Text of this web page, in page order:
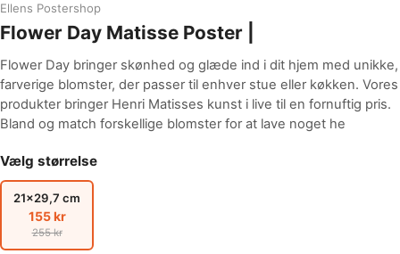
Ellens Postershop
Flower Day Matisse Poster |
Flower Day bringer skønhed og glæde ind i dit hjem med unikke,
farverige blomster, der passer til enhver stue eller køkken. Vores
produkter bringer Henri Matisses kunst i live til en fornuftig pris.
Bland og match forskellige blomster for at lave noget he
Vælg størrelse
21x29,7 cm
155 kr
255 kr